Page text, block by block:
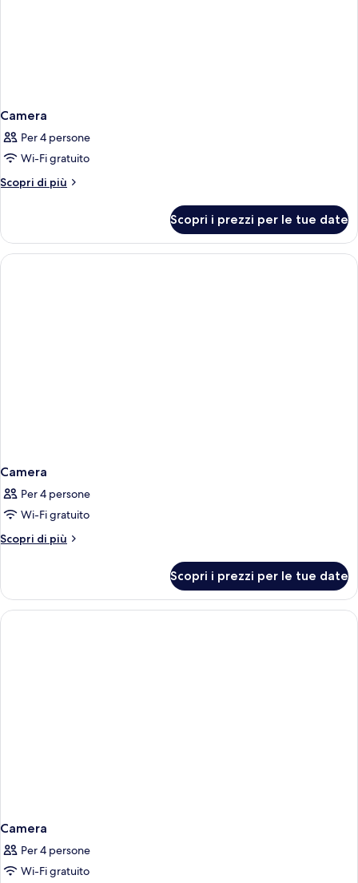
Camera
Per 4 persone
Wi-Fi gratuito
Scopri di più
Altri
Scopri i prezzi per le tue date
Camera
Per 4 persone
Wi-Fi gratuito
Scopri di più
Altri
Scopri i prezzi per le tue date
Camera
Per 4 persone
Wi-Fi gratuito